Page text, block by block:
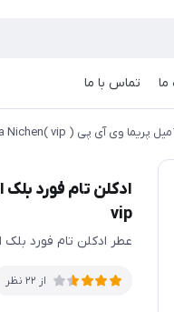
ما تماس با ما
vip
عطر ادکلن تام فورد بلک
از 22 نظر